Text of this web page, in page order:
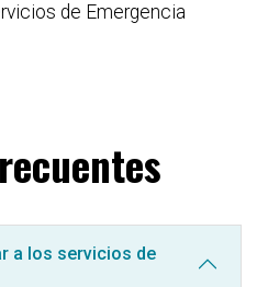
de Emergencia
a los servicios de